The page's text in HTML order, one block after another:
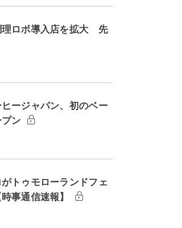
理ロボ導入店を拡大 先
ヒージャパン、初のベー
ン
トゥモローランドフェ
事通信速報】